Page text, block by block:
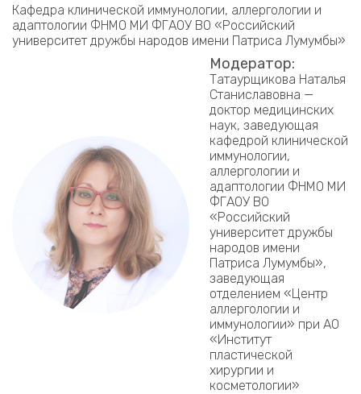
Кафедра клинической иммунологии, аллергологии и
адаптологии ФНМО МИ ФГАОУ ВО «Российский
университет дружбы народов имени Патриса Лумумбы»
Модератор:
Татаурщикова Наталья
Станиславовна —
доктор медицинских
наук, заведующая
кафедрой клинической
иммунологии,
аллергологии и
адаптологии ФНМО МИ
ФГАОУ ВО
«Российский
университет дружбы
народов имени
Патриса Лумумбы»,
заведующая
отделением «Центр
аллергологии и
иммунологии» при АО
«Институт
пластической
хирургии и
косметологии»